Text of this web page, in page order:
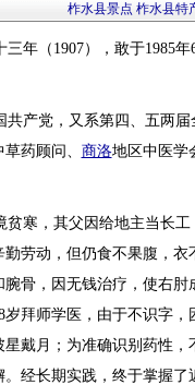
柞水县景点 柞水县特
三年（1907），敢于1985
共产党，又系第四、五两
药顾问、 商洛地区中医学
贫寒，其父因给地主当长
劳动，但仍食不果腹，
骨，因无钱治疗，使右
拜师学医，由于不识字
戴月；为准确识别药性
经长期实践，终于掌握